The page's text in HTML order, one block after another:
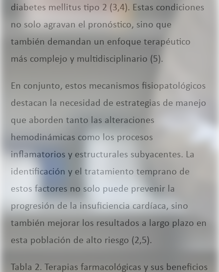
diabetes mellitus tipo 2 (3,4). Estas condiciones
no solo agravan el pronóstico, sino que
también demandan un enfoque terapéutico
más complejo y multidisciplinario (5).
En conjunto, estos mecanismos fisiopatológicos
destacan la necesidad de estrategias de manejo
que aborden tanto las alteraciones
hemodinámicas como los procesos
inflamatorios y estructurales subyacentes. La
identificación y el tratamiento temprano de
estos factores no solo puede prevenir la
progresión de la insuficiencia cardíaca, sino
también mejorar los resultados a largo plazo en
esta población de alto riesgo (2,5).
Tabla 2. Terapias farmacológicas y sus beneficios